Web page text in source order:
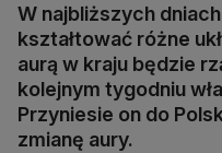
W najbliższych
kształtować różne
aurą w kraju będzie
kolejnym tygodniu
Przyniesie on do
zmianę aury.